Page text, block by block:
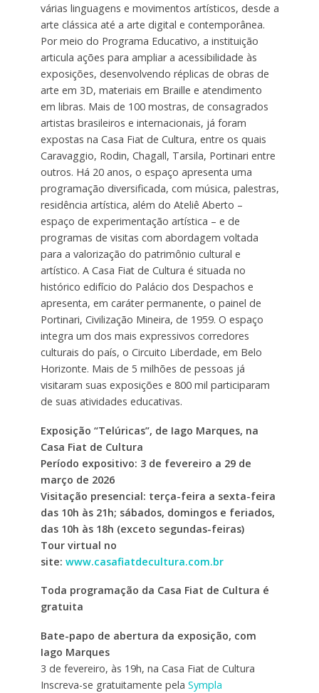
várias linguagens e movimentos artísticos, desde a
arte clássica até a arte digital e contemporânea.
Por meio do Programa Educativo, a instituição
articula ações para ampliar a acessibilidade às
exposições, desenvolvendo réplicas de obras de
arte em 3D, materiais em Braille e atendimento
em libras. Mais de 100 mostras, de consagrados
artistas brasileiros e internacionais, já foram
expostas na Casa Fiat de Cultura, entre os quais
Caravaggio, Rodin, Chagall, Tarsila, Portinari entre
outros. Há 20 anos, o espaço apresenta uma
programação diversificada, com música, palestras,
residência artística, além do Ateliê Aberto –
espaço de experimentação artística – e de
programas de visitas com abordagem voltada
para a valorização do patrimônio cultural e
artístico. A Casa Fiat de Cultura é situada no
histórico edifício do Palácio dos Despachos e
apresenta, em caráter permanente, o painel de
Portinari, Civilização Mineira, de 1959. O espaço
integra um dos mais expressivos corredores
culturais do país, o Circuito Liberdade, em Belo
Horizonte. Mais de 5 milhões de pessoas já
visitaram suas exposições e 800 mil participaram
de suas atividades educativas.
Exposição “Telúricas”, de Iago Marques, na
Casa Fiat de Cultura
Período expositivo: 3 de fevereiro a 29 de
março de 2026
Visitação presencial: terça-feira a sexta-feira
das 10h às 21h; sábados, domingos e feriados,
das 10h às 18h (exceto segundas-feiras)
Tour virtual no
site: www.casafiatdecultura.com.br
Toda programação da Casa Fiat de Cultura é
gratuita
Bate-papo de abertura da exposição, com
Iago Marques
3 de fevereiro, às 19h, na Casa Fiat de Cultura
Inscreva-se gratuitamente pela Sympla